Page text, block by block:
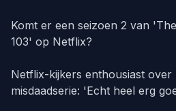
Komt er een seizoen 2 van
103' op Netflix?
Netflix-kijkers enthousiast over
misdaadserie: 'Echt heel erg